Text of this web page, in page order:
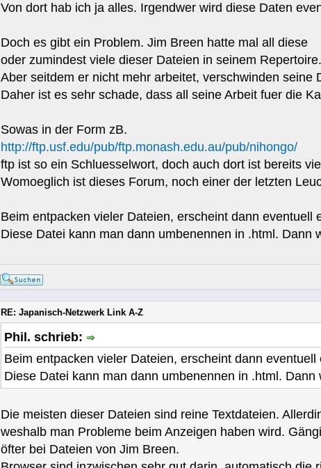
Von dort hab ich ja alles. Irgendwer wird diese Daten
Doch es gibt ein Problem. Jim Breen hatte mal all diese
oder zumindest viele dieser Dateien in seinem Repertoire.
Aber seitdem er nicht mehr arbeitet, verschwinden
Daher ist es sehr schade, dass all seine Arbeit fuer die
Sowas in der Form zB.
http://ftp.usf.edu/pub/ftp.monash.edu.au/pub/nihongo/
ftp ist so ein Schluesselwort, doch auch dort ist bereits
Womoeglich ist dieses Forum, noch einer der letzten
Beim entpacken vieler Dateien, erscheint dann
Diese Datei kann man dann umbenennen in .html. Dann
RE: Japanisch-Netzwerk Link A-Z
Phil. schrieb:
Beim entpacken vieler Dateien, erscheint dann
Diese Datei kann man dann umbenennen in .html.
Die meisten dieser Dateien sind reine Textdateien.
weshalb man Probleme beim Anzeigen haben wird.
öfter bei Dateien von Jim Breen.